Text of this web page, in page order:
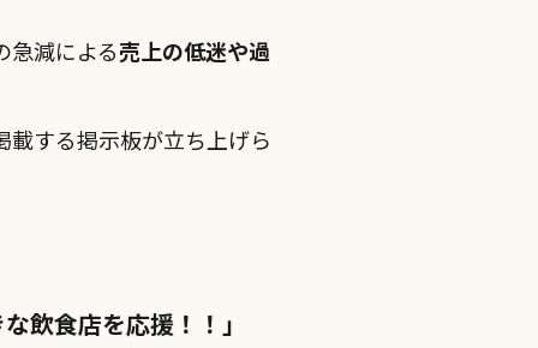
急減による売上の低迷や過
載する掲示板が立ち上げら
飲食店を応援！！」